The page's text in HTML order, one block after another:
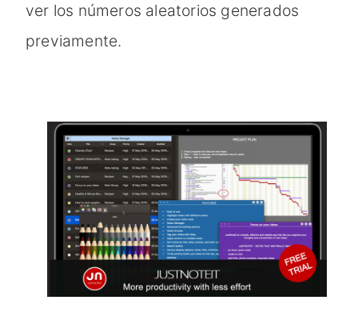
ver los números aleatorios generados
previamente.